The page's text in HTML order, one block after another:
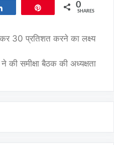
0
SHARES
30 प्रतिशत करने का लक्ष्य
की समीक्षा बैठक की अध्यक्षता